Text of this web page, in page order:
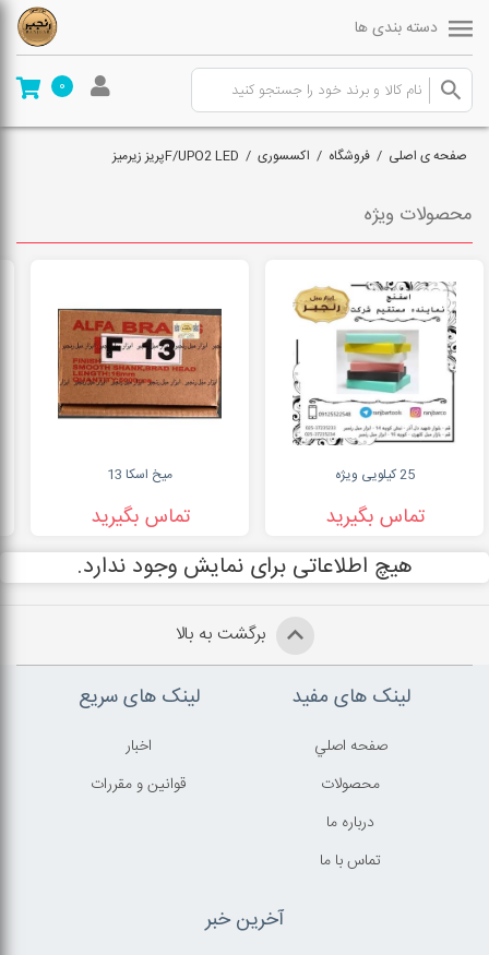
دسته بندی ها
0
صفحه ی اصلی / فروشگاه / اکسسوری / F/UPO2 LEDپریز زیرمیز
محصولات ویژه
25 کیلویی ویژه
تماس بگیرید
میخ اسکا 13
تماس بگیرید
هیچ اطلاعاتی برای نمایش وجود ندارد.
برگشت به بالا
لینک های مفید
صفحه اصلي
محصولات
درباره ما
تماس با ما
لینک های سریع
اخبار
قوانين و مقررات
آخرین خبر